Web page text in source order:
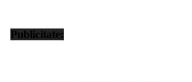
Publicitate: